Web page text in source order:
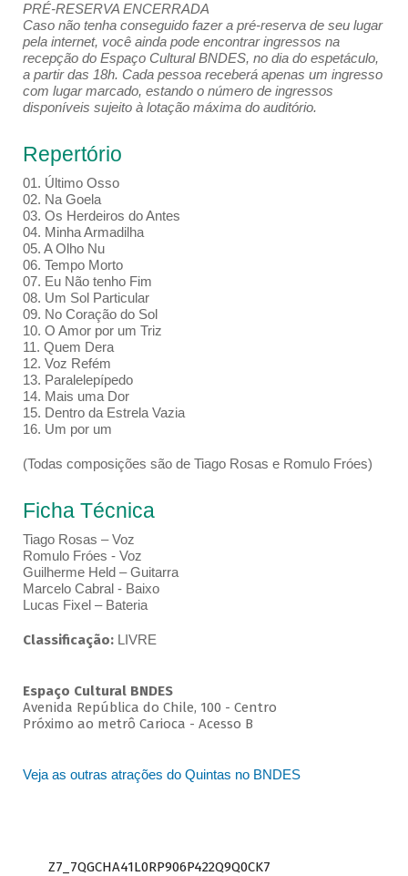
PRÉ-RESERVA ENCERRADA
Caso não tenha conseguido fazer a pré-reserva de seu lugar
pela internet, você ainda pode encontrar ingressos na
recepção do Espaço Cultural BNDES, no dia do espetáculo,
a partir das 18h. Cada pessoa receberá apenas um ingresso
com lugar marcado, estando o número de ingressos
disponíveis sujeito à lotação máxima do auditório.
Repertório
01. Último Osso
02. Na Goela
03. Os Herdeiros do Antes
04. Minha Armadilha
05. A Olho Nu
06. Tempo Morto
07. Eu Não tenho Fim
08. Um Sol Particular
09. No Coração do Sol
10. O Amor por um Triz
11. Quem Dera
12. Voz Refém
13. Paralelepípedo
14. Mais uma Dor
15. Dentro da Estrela Vazia
16. Um por um
(Todas composições são de Tiago Rosas e Romulo Fróes)
Ficha Técnica
Tiago Rosas – Voz
Romulo Fróes - Voz
Guilherme Held – Guitarra
Marcelo Cabral - Baixo
Lucas Fixel – Bateria
Classificação: LIVRE
Espaço Cultural BNDES
Avenida República do Chile, 100 - Centro
Próximo ao metrô Carioca - Acesso B
Veja as outras atrações do Quintas no BNDES
Z7_7QGCHA41L0RP906P422Q9Q0CK7